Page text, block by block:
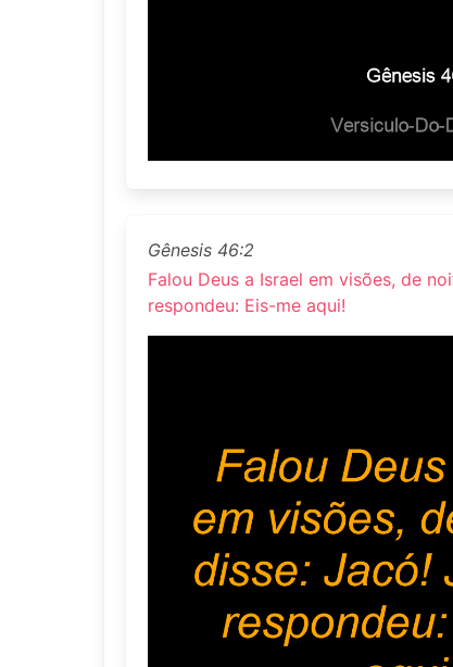
Gênesis 46:2
Falou Deus a Israel em visões, de
respondeu: Eis-me aqui!